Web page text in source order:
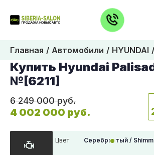
Главная Автомобили HYUNDAI
Купить Hyundai
№[6211]
6 249 000 руб.
4 002 000 руб.
Цвет Серебристый /